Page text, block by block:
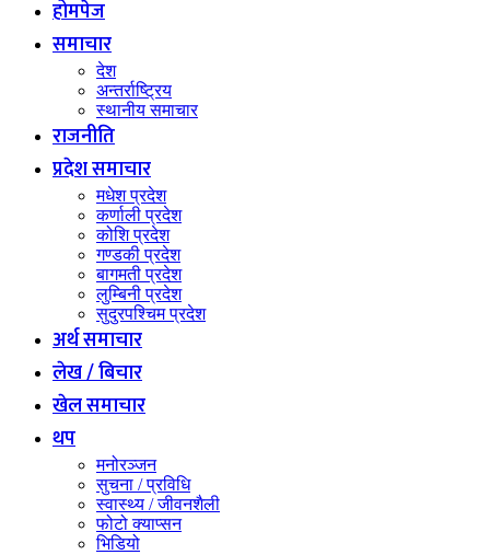
होमपेज
समाचार
देश
अन्तर्राष्ट्रिय
स्थानीय समाचार
राजनीति
प्रदेश समाचार
मधेश प्रदेश
कर्णाली प्रदेश
कोशि प्रदेश
गण्डकी प्रदेश
बागमती प्रदेश
लुम्बिनी प्रदेश
सुदुरपश्चिम प्रदेश
अर्थ समाचार
लेख / बिचार
खेल समाचार
थप
मनोरञ्जन
सुचना / प्रविधि
स्वास्थ्य / जीवनशैली
फोटो क्याप्सन
भिडियो